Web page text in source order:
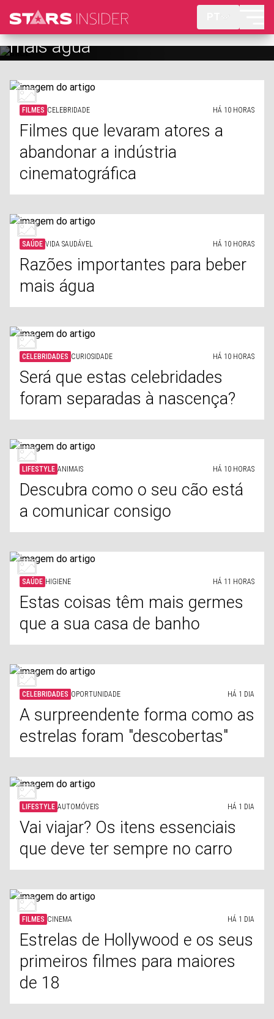
Razões importantes para beber
mais água
FILMES CELEBRIDADE HÁ 10 HORAS
Filmes que levaram atores a
abandonar a indústria
cinematográfica
SAÚDE VIDA SAUDÁVEL HÁ 10 HORAS
Razões importantes para beber
mais água
CELEBRIDADES CURIOSIDADE HÁ 10 HORAS
Será que estas celebridades
foram separadas à nascença?
LIFESTYLE ANIMAIS HÁ 10 HORAS
Descubra como o seu cão está
a comunicar consigo
SAÚDE HIGIENE HÁ 11 HORAS
Estas coisas têm mais germes
que a sua casa de banho
CELEBRIDADES OPORTUNIDADE HÁ 1 DIA
A surpreendente forma como as
estrelas foram "descobertas"
LIFESTYLE AUTOMÓVEIS HÁ 1 DIA
Vai viajar? Os itens essenciais
que deve ter sempre no carro
FILMES CINEMA HÁ 1 DIA
Estrelas de Hollywood e os seus
primeiros filmes para maiores
de 18